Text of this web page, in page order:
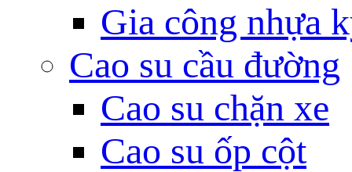
Gia công nhựa
Cao su cầu đường
Cao su chặn xe
Cao su ốp cột